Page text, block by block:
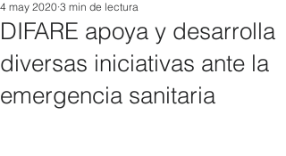
DIFARE apoya y desarrolla
diversas iniciativas ante la
emergencia sanitaria
4 may 2020 3 min de lectura